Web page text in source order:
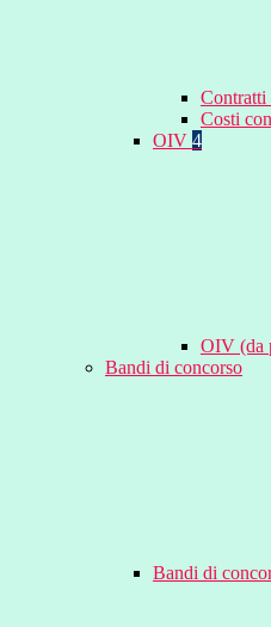
Contratti
Costi
OIV 4
OIV (da
Bandi di concorso
Bandi di